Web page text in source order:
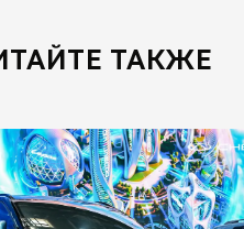
ТАКЖЕ